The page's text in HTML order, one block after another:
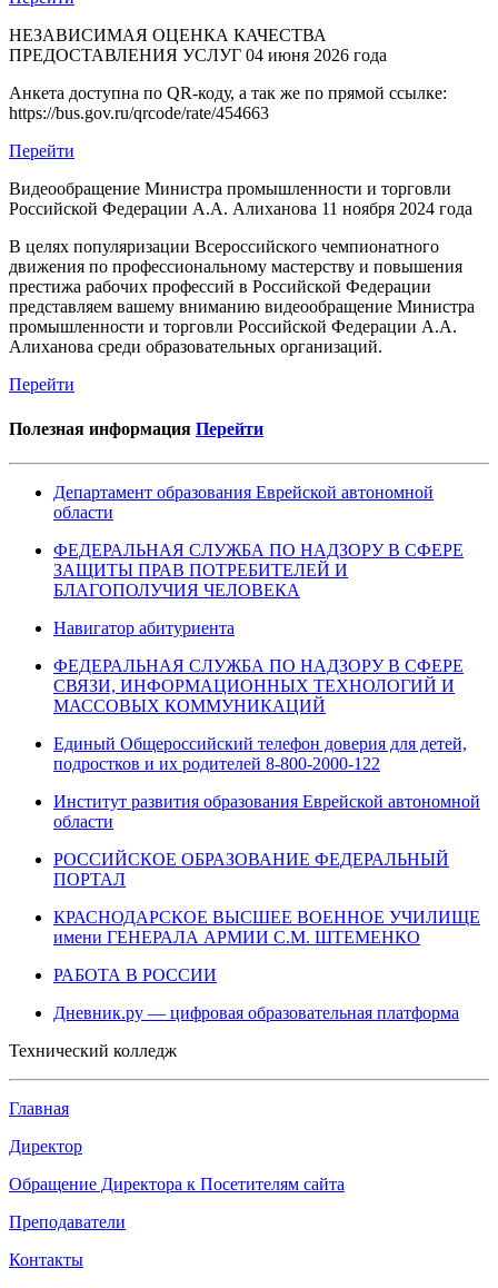
НЕЗАВИСИМАЯ ОЦЕНКА КАЧЕСТВА
ПРЕДОСТАВЛЕНИЯ УСЛУГ 04 июня 2026 года
Анкета доступна по QR-коду, а так же по прямой ссылке:
https://bus.gov.ru/qrcode/rate/454663
Перейти
Видеообращение Министра промышленности и торговли
Российской Федерации А.А. Алиханова 11 ноября 2024 года
В целях популяризации Всероссийского чемпионатного
движения по профессиональному мастерству и повышения
престижа рабочих профессий в Российской Федерации
представляем вашему вниманию видеообращение Министра
промышленности и торговли Российской Федерации А.А.
Алиханова среди образовательных организаций.
Перейти
Полезная информация Перейти
Департамент образования Еврейской автономной
области
ФЕДЕРАЛЬНАЯ СЛУЖБА ПО НАДЗОРУ В СФЕРЕ
ЗАЩИТЫ ПРАВ ПОТРЕБИТЕЛЕЙ И
БЛАГОПОЛУЧИЯ ЧЕЛОВЕКА
Навигатор абитуриента
ФЕДЕРАЛЬНАЯ СЛУЖБА ПО НАДЗОРУ В СФЕРЕ
СВЯЗИ, ИНФОРМАЦИОННЫХ ТЕХНОЛОГИЙ И
МАССОВЫХ КОММУНИКАЦИЙ
Единый Общероссийский телефон доверия для детей,
подростков и их родителей 8-800-2000-122
Институт развития образования Еврейской автономной
области
РОССИЙСКОЕ ОБРАЗОВАНИЕ ФЕДЕРАЛЬНЫЙ
ПОРТАЛ
КРАСНОДАРСКОЕ ВЫСШЕЕ ВОЕННОЕ УЧИЛИЩЕ
имени ГЕНЕРАЛА АРМИИ С.М. ШТЕМЕНКО
РАБОТА В РОССИИ
Дневник.ру — цифровая образовательная платформа
Технический колледж
Главная
Директор
Обращение Директора к Посетителям сайта
Преподаватели
Контакты